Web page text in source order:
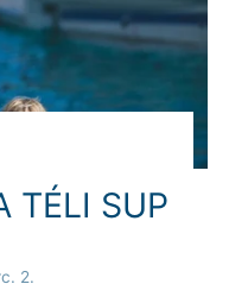
TÉLI SUP
2.